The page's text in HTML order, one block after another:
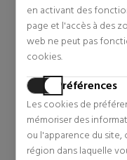
en activant des
page et l'accès à des
web ne peut pas
cookies.
Préférences
Les cookies de
mémoriser des
ou l'apparence du
région dans laquelle
O.P.I
ÉLEVER LA BARRE
Vernis À Ongles
16,33 € 27% Réduction
Prix d'origine 22,50 €
0 revues